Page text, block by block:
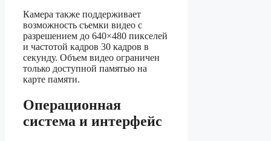
Камера также поддерживает
возможность съемки видео с
разрешением до 640×480 пикселей
и частотой кадров 30 кадров в
секунду. Объем видео ограничен
только доступной памятью на
карте памяти.
Операционная
система и интерфейс